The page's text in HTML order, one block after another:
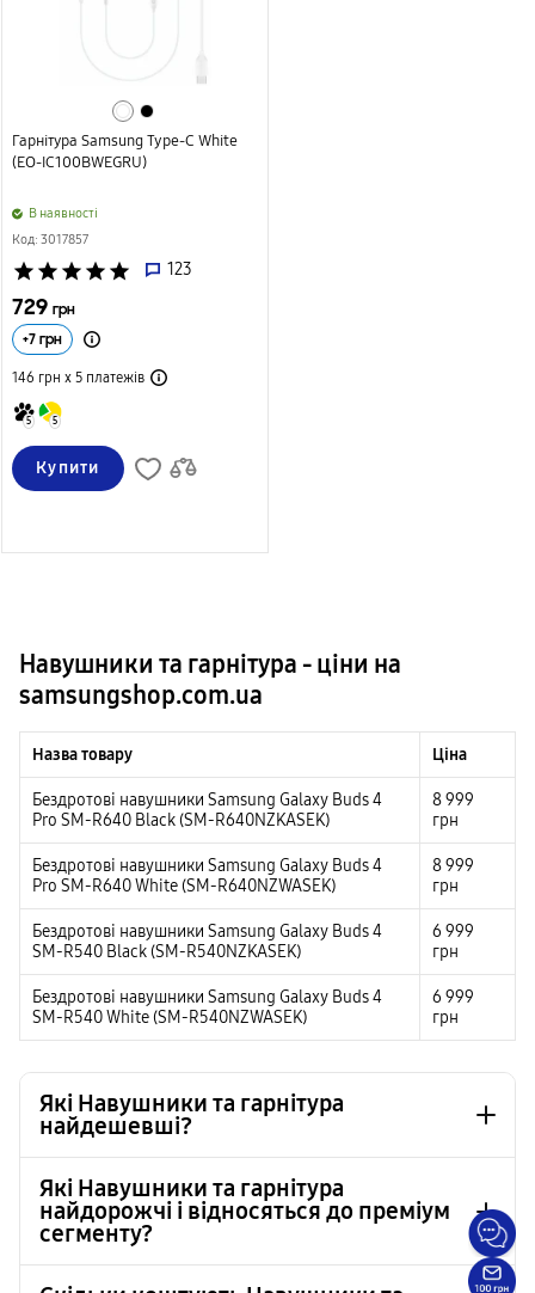
Гарнітура Samsung Type-C White
(EO-IC100BWEGRU)
B наявності
Код: 3017857
star star star star star 123
729 грн
+7 грн
146 грн х 5 платежів
5 5
Купити
Навушники та гарнітура - ціни на
samsungshop.com.ua
Назва товару Ціна
Бездротові навушники Samsung Galaxy Buds 4
Pro SM-R640 Black (SM-R640NZKASEK)
8 999
грн
Бездротові навушники Samsung Galaxy Buds 4
Pro SM-R640 White (SM-R640NZWASEK)
8 999
грн
Бездротові навушники Samsung Galaxy Buds 4
SM-R540 Black (SM-R540NZKASEK)
6 999
грн
Бездротові навушники Samsung Galaxy Buds 4
SM-R540 White (SM-R540NZWASEK)
6 999
грн
Які Навушники та гарнітура
найдешевші?
Гарнітура Samsung Type-C Black (EO-IC100BBEGRU)
729 грн
Гарнітура Samsung Type-C White (EO-IC100BWEGRU)
729 грн
899 грн
Які Навушники та гарнітура
найдорожчі і відносяться до преміум
сегменту?